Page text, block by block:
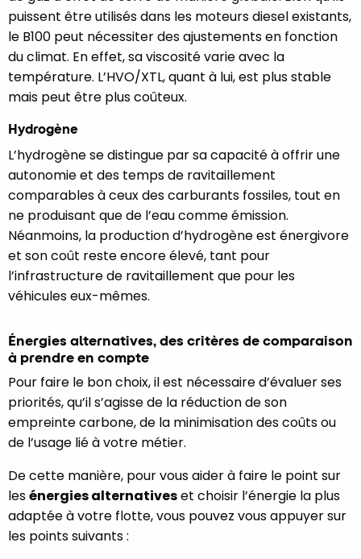
puissent être utilisés dans les moteurs diesel existants,
le B100 peut nécessiter des ajustements en fonction
du climat. En effet, sa viscosité varie avec la
température. L’HVO/XTL, quant à lui, est plus stable
mais peut être plus coûteux.
Hydrogène
L’hydrogène se distingue par sa capacité à offrir une
autonomie et des temps de ravitaillement
comparables à ceux des carburants fossiles, tout en
ne produisant que de l’eau comme émission.
Néanmoins, la production d’hydrogène est énergivore
et son coût reste encore élevé, tant pour
l’infrastructure de ravitaillement que pour les
véhicules eux-mêmes.
Énergies alternatives, des critères de comparaison
à prendre en compte
Pour faire le bon choix, il est nécessaire d’évaluer ses
priorités, qu’il s’agisse de la réduction de son
empreinte carbone, de la minimisation des coûts ou
de l’usage lié à votre métier.
De cette manière, pour vous aider à faire le point sur
lesénergies alternativeset choisir l’énergie la plus
adaptée à votre flotte, vous pouvez vous appuyer sur
les points suivants :